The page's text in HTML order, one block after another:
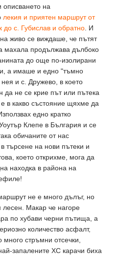
описването на
лекия и приятен маршрут от
до с. Губислав и обратно . И
живо се виждаше, че пътят
махала продължава дълбоко
до още по-изолирани
а имаше и едно "тъмно
и с. Дружево, в което
да не се крие път или пътека
в какво състояние щяхме да
едно кратко
Клепе в България и се
обичаните от нас
търсене на нови пътеки и
което открихме, мога да
находка в района на
не е много дълъг, но
лесен. Макар че нагоре
по хубави черни пътища, а
количество асфалт,
много стръмни отсечки,
запалените ХС карачи биха